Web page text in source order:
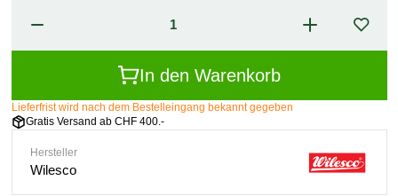
In den Warenkorb
Lieferfrist wird nach dem Bestelleingang bekannt gegeben
Gratis Versand ab CHF 400.-
Hersteller
Wilesco